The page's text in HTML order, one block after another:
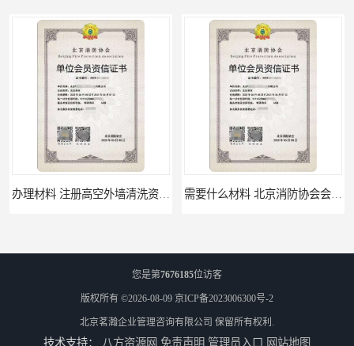
您是第7676185位访客
版权所有 ©2026-08-09 京ICP备2023006300号-2
北京茗瀚企业管理咨询有限公司 保留所有权利.
技术支持： 八方资源网 免责声明 管理员入口 网站地图